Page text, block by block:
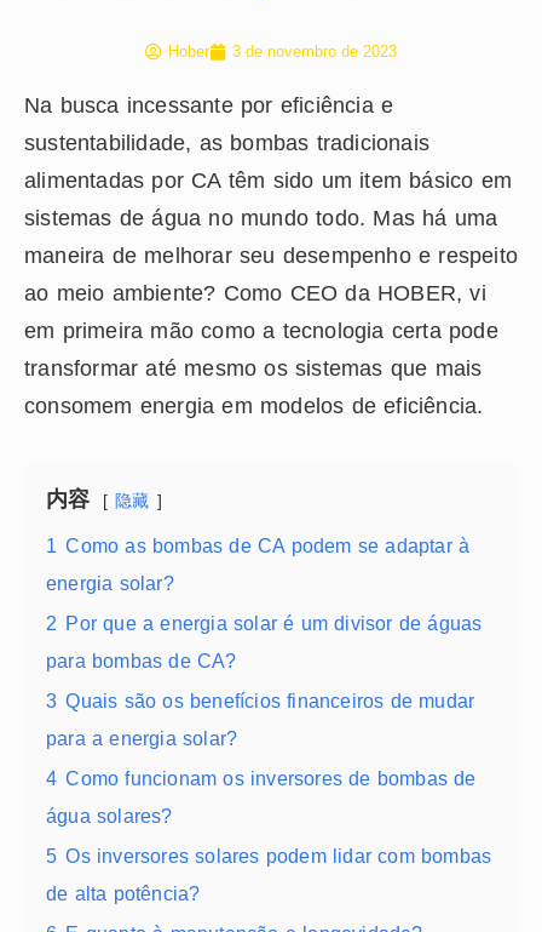
Hober 3 de novembro de 2023
Na busca incessante por eficiência e
sustentabilidade, as bombas tradicionais
alimentadas por CA têm sido um item básico em
sistemas de água no mundo todo. Mas há uma
maneira de melhorar seu desempenho e respeito
ao meio ambiente? Como CEO da HOBER, vi
em primeira mão como a tecnologia certa pode
transformar até mesmo os sistemas que mais
consomem energia em modelos de eficiência.
内容 隐藏
1 Como as bombas de CA podem se adaptar à
energia solar?
2 Por que a energia solar é um divisor de águas
para bombas de CA?
3 Quais são os benefícios financeiros de mudar
para a energia solar?
4 Como funcionam os inversores de bombas de
água solares?
5 Os inversores solares podem lidar com bombas
de alta potência?